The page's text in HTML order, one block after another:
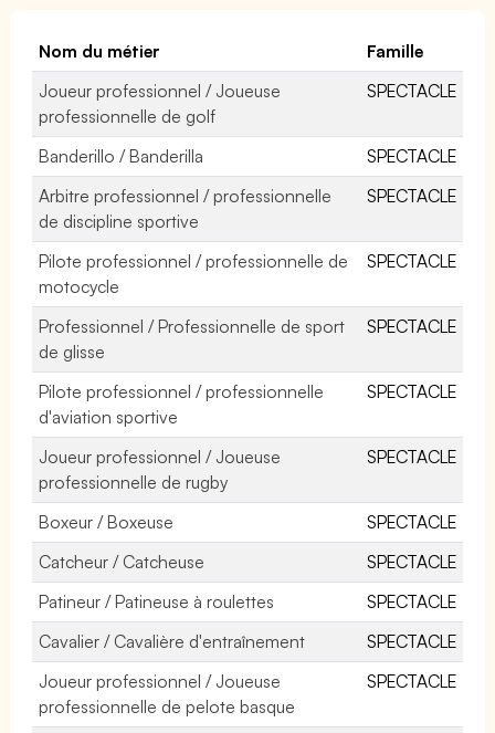
Nom du métier
Famille
Joueur professionnel / Joueuse
professionnelle de golf
SPECTACLE
Banderillo / Banderilla
SPECTACLE
Arbitre professionnel / professionnelle
de discipline sportive
SPECTACLE
Pilote professionnel / professionnelle de
motocycle
SPECTACLE
Professionnel / Professionnelle de sport
de glisse
SPECTACLE
Pilote professionnel / professionnelle
d'aviation sportive
SPECTACLE
Joueur professionnel / Joueuse
professionnelle de rugby
SPECTACLE
Boxeur / Boxeuse
SPECTACLE
Catcheur / Catcheuse
SPECTACLE
Patineur / Patineuse à roulettes
SPECTACLE
Cavalier / Cavalière d'entraînement
SPECTACLE
Joueur professionnel / Joueuse
professionnelle de pelote basque
SPECTACLE